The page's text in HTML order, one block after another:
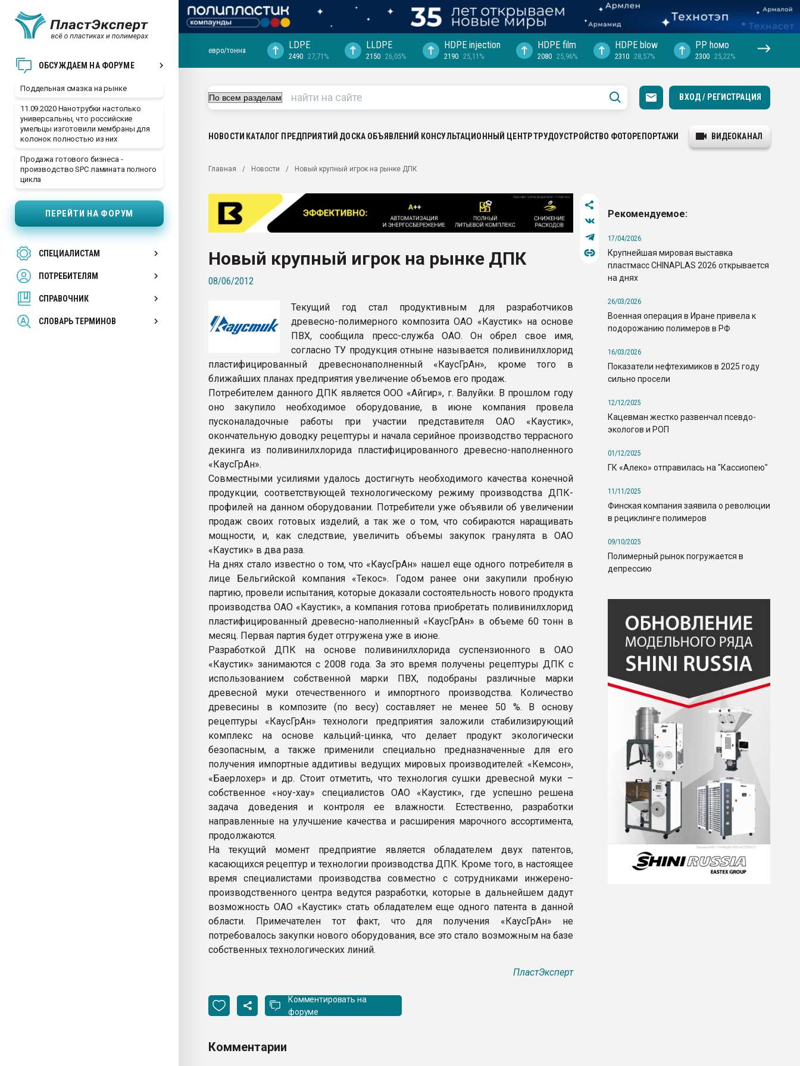
ОБСУЖДАЕМ НА ФОРУМЕ
Поддельная смазка на рынке
11.09.2020 Нанотрубки настолько
универсальны, что российские
умельцы изготовили мембраны для
колонок полностью из них
Продажа готового бизнеса -
производство SPC ламината полного
цикла
ПЕРЕЙТИ НА ФОРУМ
СПЕЦИАЛИСТАМ
ПОТРЕБИТЕЛЯМ
СПРАВОЧНИК
СЛОВАРЬ ТЕРМИНОВ
ближайшее подмосковье, с.-в.
Подмосковье, Москва
первый план в переработке
28.07.2026 "Технониколь" довольна
Всё, что касается выдува ПЭТ
Материал поверхности пуансона для
Продам отходы Композиция
поликарбоната и АБС-пластика
Armaloy PC/ABS-1IM черный цвет
ПЕРЕЙТИ НА ФОРУМ
евро/тонна LDPE
2490 27,71%
LLDPE
2150 26,05%
HDPE injection
2190 25,11%
HDPE film
2080 25,96%
HDPE blow
2310 28,57%
PP hомо
2300 25,22%
ВХОД / РЕГИСТРАЦИЯ
НОВОСТИ КАТАЛОГ ПРЕДПРИЯТИЙ ДОСКА ОБЪЯВЛЕНИЙ КОНСУЛЬТАЦИОННЫЙ ЦЕНТРТРУДОУСТРОЙСТВО ФОТОРЕПОРТАЖИ ВИДЕОКАНАЛ
Главная Новости Новый крупный игрок на рынке ДПК
Новый крупный игрок на рынке ДПК
08/06/2012
Текущий год стал продуктивным для разработчиков
древесно-полимерного композита ОАО «Каустик» на основе
ПВХ, сообщила пресс-служба ОАО. Он обрел свое имя,
согласно ТУ продукция отныне называется поливинилхлорид
пластифицированный древеснонаполненный «КаусГрАн», кроме того в
ближайших планах предприятия увеличение объемов его продаж.
Потребителем данного ДПК является ООО «Айгир», г. Валуйки. В прошлом году
оно закупило необходимое оборудование, в июне компания провела
пусконаладочные работы при участии представителя ОАО «Каустик»,
окончательную доводку рецептуры и начала серийное производство террасного
декинга из поливинилхлорида пластифицированного древесно-наполненного
«КаусГрАн».
Совместными усилиями удалось достигнуть необходимого качества конечной
продукции, соответствующей технологическому режиму производства ДПК-
профилей на данном оборудовании. Потребители уже объявили об увеличении
продаж своих готовых изделий, а так же о том, что собираются наращивать
мощности, и, как следствие, увеличить объемы закупок гранулята в ОАО
«Каустик» в два раза.
На днях стало известно о том, что «КаусГрАн» нашел еще одного потребителя в
лице Бельгийской компания «Текос». Годом ранее они закупили пробную
партию, провели испытания, которые доказали состоятельность нового продукта
производства ОАО «Каустик», а компания готова приобретать поливинилхлорид
пластифицированный древесно-наполненный «КаусГрАн» в объеме 60 тонн в
месяц. Первая партия будет отгружена уже в июне.
Разработкой ДПК на основе поливинилхлорида суспензионного в ОАО
«Каустик» занимаются с 2008 года. За это время получены рецептуры ДПК с
использованием собственной марки ПВХ, подобраны различные марки
древесной муки отечественного и импортного производства. Количество
древесины в композите (по весу) составляет не менее 50 %. В основу
рецептуры «КаусГрАн» технологи предприятия заложили стабилизирующий
комплекс на основе кальций-цинка, что делает продукт экологически
безопасным, а также применили специально предназначенные для его
получения импортные аддитивы ведущих мировых производителей: «Кемсон»,
«Баерлохер» и др. Стоит отметить, что технология сушки древесной муки –
собственное «ноу-хау» специалистов ОАО «Каустик», где успешно решена
задача доведения и контроля ее влажности. Естественно, разработки
направленные на улучшение качества и расширения марочного ассортимента,
продолжаются.
На текущий момент предприятие является обладателем двух патентов,
касающихся рецептур и технологии производства ДПК. Кроме того, в настоящее
время специалистами производства совместно с сотрудниками инжерено-
производственного центра ведутся разработки, которые в дальнейшем дадут
возможность ОАО «Каустик» стать обладателем еще одного патента в данной
области. Примечателен тот факт, что для получения «КаусГрАн» не
потребовалось закупки нового оборудования, все это стало возможным на базе
собственных технологических линий.
ПластЭксперт
Комментировать на
форуме
Комментарии
Рекомендуемое:
17/04/2026
Крупнейшая мировая выставка
пластмасс CHINAPLAS 2026 открывается
на днях
26/03/2026
Военная операция в Иране привела к
подорожанию полимеров в РФ
16/03/2026
Показатели нефтехимиков в 2025 году
сильно просели
12/12/2025
Кацевман жестко развенчал псевдо-
экологов и РОП
01/12/2025
ГК «Алеко» отправилась на "Кассиопею"
11/11/2025
Финская компания заявила о революции
в рециклинге полимеров
09/10/2025
Полимерный рынок погружается в
депрессию